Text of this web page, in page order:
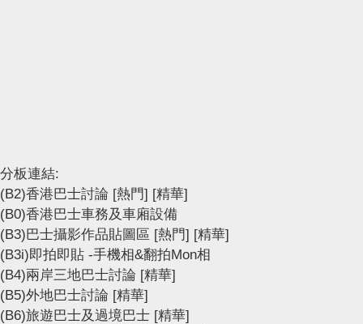
分板連結:
(B2)香港巴士討論 [熱門] [精華]
(B0)香港巴士車務及車廂設備
(B3)巴士攝影作品貼圖區 [熱門] [精華]
(B3i)即拍即貼 -手機相&翻拍Mon相
(B4)兩岸三地巴士討論 [精華]
(B5)外地巴士討論 [精華]
(B6)旅遊巴士及過境巴士 [精華]